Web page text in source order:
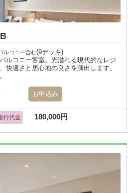
ルコニー含む(9デッキ)
ルコニー客室。光溢れる現代的なレジ
快適さと居心地の良さを演出します。
お申込み
行代金 180,000円